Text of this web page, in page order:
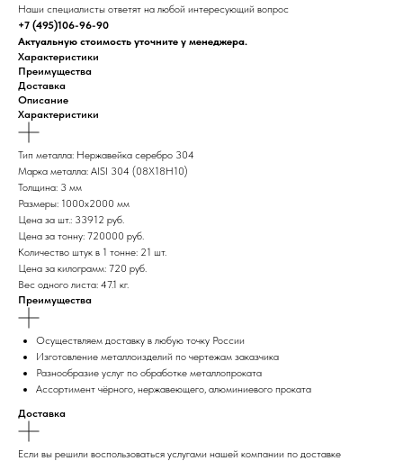
Наши специалисты ответят на любой интересующий вопрос
+7 (495)106-96-90
Актуальную стоимость уточните у менеджера.
Характеристики
Преимущества
Доставка
Описание
Характеристики
Тип металла: Нержавейка серебро 304
Марка металла: AISI 304 (08Х18Н10)
Толщина: 3 мм
Размеры: 1000х2000 мм
Цена за шт.: 33912 руб.
Цена за тонну: 720000 руб.
Количество штук в 1 тонне: 21 шт.
Цена за килограмм: 720 руб.
Вес одного листа: 47.1 кг.
Преимущества
Осуществляем доставку в любую точку России
Изготовление металлоизделий по чертежам заказчика
Разнообразие услуг по обработке металлопроката
Ассортимент чёрного, нержавеющего, алюминиевого проката
Доставка
Если вы решили воспользоваться услугами нашей компании по доставке